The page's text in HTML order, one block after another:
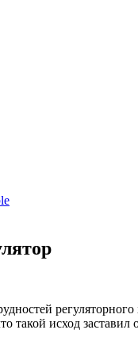
регуляторного
исход заставил